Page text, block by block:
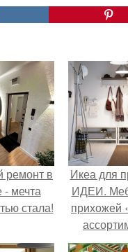
ремонт в
- мечта
стала!
Икеа для
ИДЕИ.
прихожей